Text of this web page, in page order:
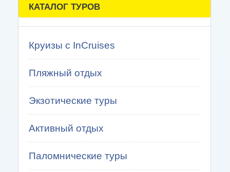
КАТАЛОГ ТУРОВ
Круизы с InCruises
Пляжный отдых
Экзотические туры
Активный отдых
Паломнические туры